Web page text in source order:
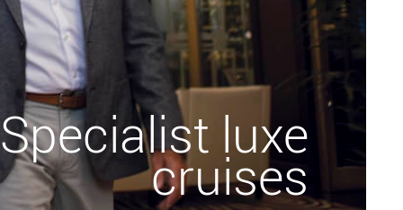
Specialist luxe
cruises